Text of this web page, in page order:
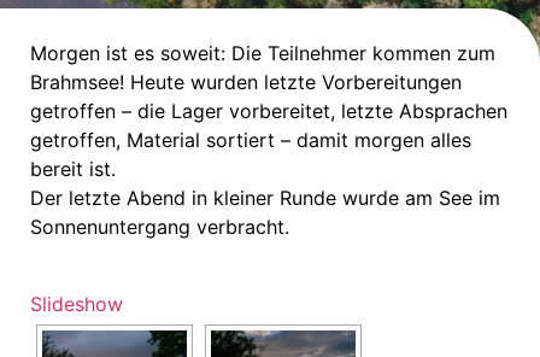
Morgen ist es soweit: Die Teilnehmer kommen zum
Brahmsee! Heute wurden letzte Vorbereitungen
getroffen – die Lager vorbereitet, letzte Absprachen
getroffen, Material sortiert – damit morgen alles
bereit ist.
Der letzte Abend in kleiner Runde wurde am See im
Sonnenuntergang verbracht.
Slideshow